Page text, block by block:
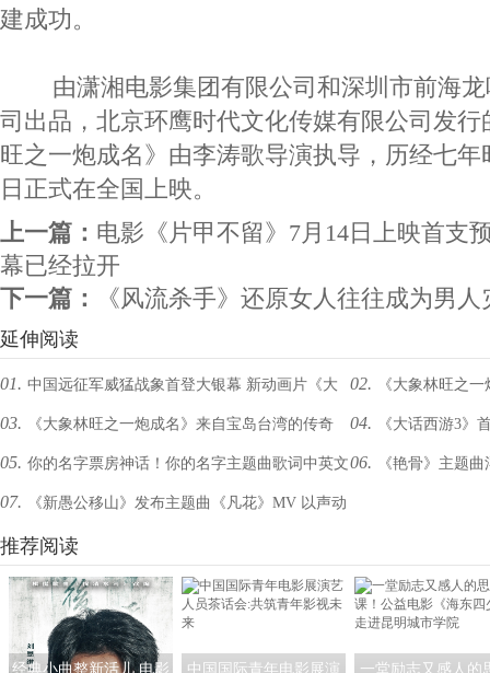
建成功。
由潇湘电影集团有限公司和深圳市前海龙
司出品，北京环鹰时代文化传媒有限公司发
旺之一炮成名》由李涛歌导演执导，历经七年
日正式在全国上映。
上一篇： 电影《片甲不留》7月14日上映首支
幕已经拉开
下一篇：
《风流杀手》还原女人往往成为男
延伸阅读
01. 中国远征军威猛战象首登大银幕 新动画片《大
象林旺之一炮成名》定档8月4日
02. 《大象林旺之
服恐惧的心
03. 《大象林旺之一炮成名》来自宝岛台湾的传奇 04. 《大话西游3》
绎真爱不灭
05. 你的名字票房神话！你的名字主题曲歌词中英文
对照
06. 《艳骨》主题
07. 《新愚公移山》发布主题曲《凡花》MV 以声动
情尽显民族风彩
推荐阅读
经典小曲整新活儿 电影
中国国际青年电影展演
一堂励志又感人的